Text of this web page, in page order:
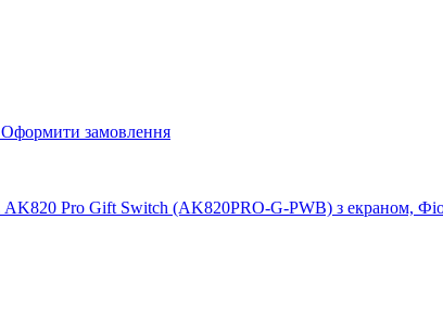
Оформити замовлення